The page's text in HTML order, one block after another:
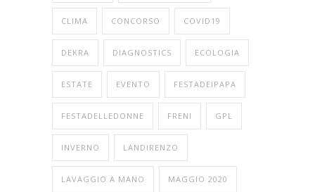
CLIMA CONCORSO COVID19
DEKRA DIAGNOSTICS ECOLOGIA
ESTATE EVENTO FESTADEIPAPA
FESTADELLEDONNE FRENI GPL
INVERNO LANDIRENZO
LAVAGGIO A MANO MAGGIO 2020